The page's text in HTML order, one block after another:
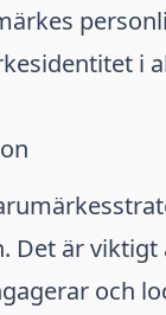
i
Det är
och